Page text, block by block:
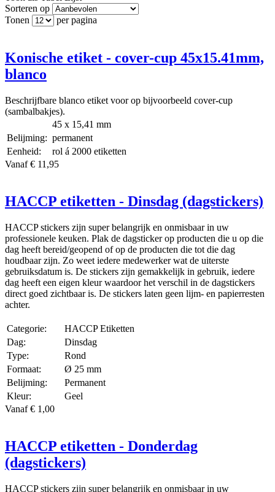
Sorteren op
Tonen
per pagina
Konische etiket - cover-cup 45x15.41mm,
blanco
Beschrijfbare blanco etiket voor op bijvoorbeeld cover-cup
(sambalbakjes).
45 x 15,41 mm
Belijming: permanent
Eenheid:
rol á 2000 etiketten
Vanaf € 11,95
HACCP etiketten - Dinsdag (dagstickers)
HACCP stickers zijn super belangrijk en onmisbaar in uw
professionele keuken. Plak de dagsticker op producten die u op die
dag heeft bereid/geopend of op de producten die tot die dag
houdbaar zijn. Zo weet iedere medewerker wat de uiterste
gebruiksdatum is. De stickers zijn gemakkelijk in gebruik, iedere
dag heeft een eigen kleur waardoor het verschil in de dagstickers
direct goed zichtbaar is. De stickers laten geen lijm- en papierresten
achter.
Categorie:
HACCP Etiketten
Dag:
Dinsdag
Type:
Rond
Formaat:
Ø 25 mm
Belijming:
Permanent
Kleur:
Geel
Vanaf € 1,00
HACCP etiketten - Donderdag
(dagstickers)
HACCP stickers zijn super belangrijk en onmisbaar in uw